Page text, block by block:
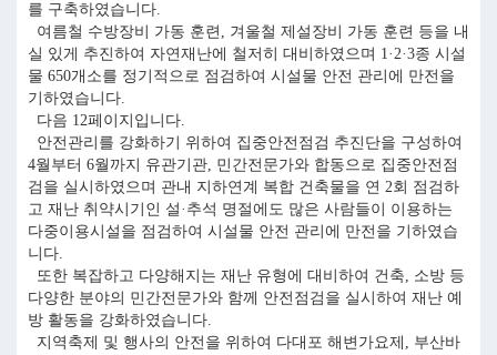
를 구축하였습니다.
여름철 수방장비 가동 훈련, 겨울철 제설장비 가동 훈련 등을 내
실 있게 추진하여 자연재난에 철저히 대비하였으며 1·2·3종 시설
물 650개소를 정기적으로 점검하여 시설물 안전 관리에 만전을
기하였습니다.
다음 12페이지입니다.
안전관리를 강화하기 위하여 집중안전점검 추진단을 구성하여
4월부터 6월까지 유관기관, 민간전문가와 합동으로 집중안전점
검을 실시하였으며 관내 지하연계 복합 건축물을 연 2회 점검하
고 재난 취약시기인 설·추석 명절에도 많은 사람들이 이용하는
다중이용시설을 점검하여 시설물 안전 관리에 만전을 기하였습
니다.
또한 복잡하고 다양해지는 재난 유형에 대비하여 건축, 소방 등
다양한 분야의 민간전문가와 함께 안전점검을 실시하여 재난 예
방 활동을 강화하였습니다.
지역축제 및 행사의 안전을 위하여 다대포 해변가요제, 부산바